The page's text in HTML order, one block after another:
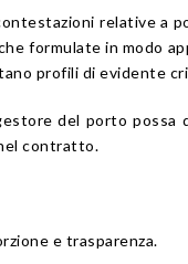
relative a
formulate in modo
profili di evidente
del porto possa
contratto.
e trasparenza.